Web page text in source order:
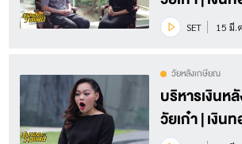
Season 4
SET 15 มี.
วัยหลังเกษียณ
บริหารเงินห
วัยเก๋า | เงิน